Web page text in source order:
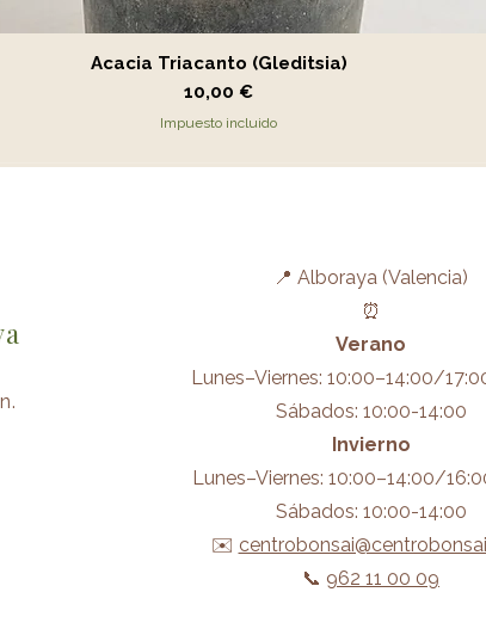
Vista rápida
Acacia Triacanto (Gleditsia)
Precio
10,00 €
Impuesto incluido
📍 Alboraya (Valencia)
⏰
Verano
Lunes–Viernes: 10:00–14:00/
Sábados: 10:00-14:00
Invierno
Lunes–Viernes: 10:00–14:00/
Sábados: 10:00-14:00
✉️
📞 962 11 00 09